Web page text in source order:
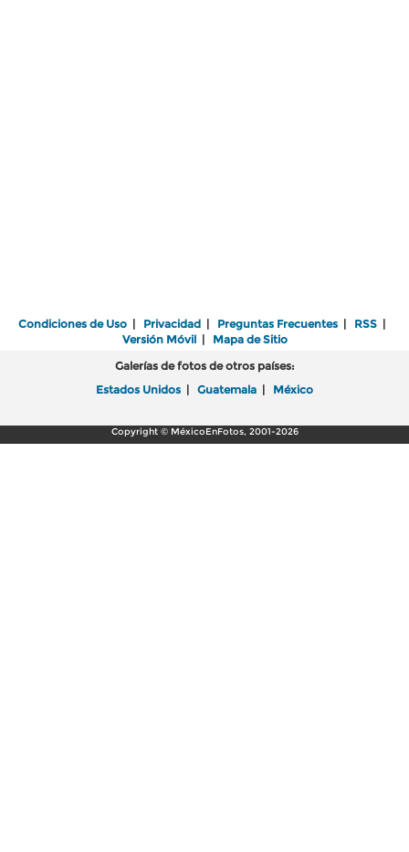
Condiciones de Uso | Privacidad | Preguntas Frecuentes | RSS |
Versión Móvil| Mapa de Sitio
Galerías de fotos de otros países:
Estados Unidos | Guatemala | México
Copyright © MéxicoEnFotos, 2001-2026